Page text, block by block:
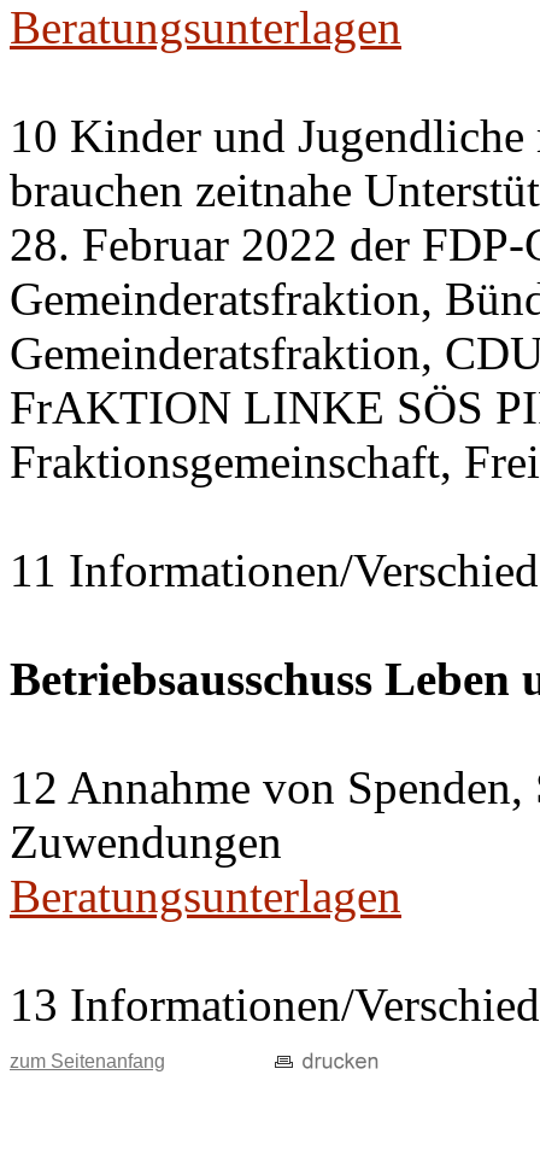
Beratungsunterlagen
10 Kinder und
brauchen zeitnahe
28. Februar 2022 der
Gemeinderatsfraktion,
Gemeinderatsfraktion,
FrAKTION LINKE SÖS
Fraktionsgemeinschaft,
11 Informationen/
Betriebsausschuss Leben
12 Annahme von
Zuwendungen
Beratungsunterlagen
13 Informationen/
zum Seitenanfang